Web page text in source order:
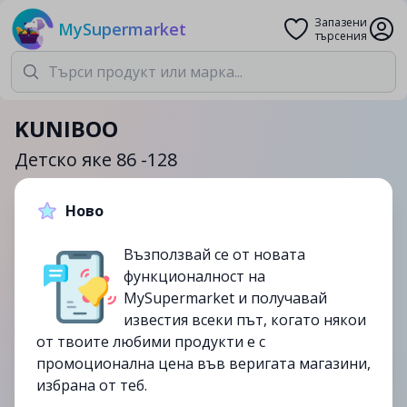
MySupermarket
Запазени
търсения
KUNIBOO
Детско яке 86 -128
19.99лв.
07/09
изтекла
Ново
Възползвай се от новата
функционалност на
MySupermarket и получавай
известия всеки път, когато някои
от твоите любими продукти е с
промоционална цена във веригата магазини,
избрана от теб.